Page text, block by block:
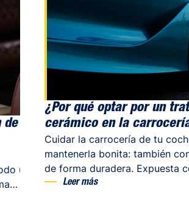
de
un reto,
delicado y
¿Por qué optar por un
cerámico en la
Cuidar la carrocería de tu
mantenerla bonita: también
de forma duradera. Expuesta
inclemencias del tiempo, a los
Leer más